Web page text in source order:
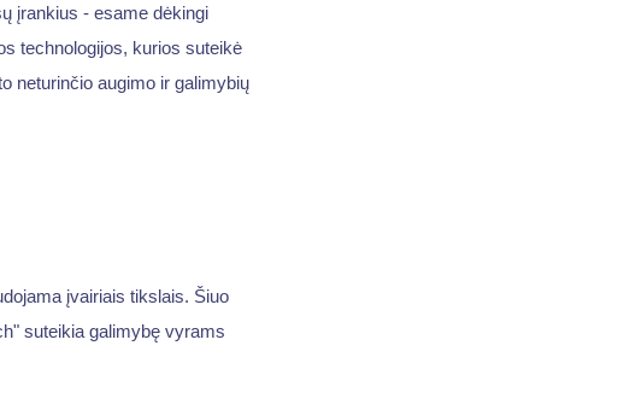
įrankius - esame dėkingi
technologijos, kurios suteikė
neturinčio augimo ir galimybių
įvairiais tikslais. Šiuo
suteikia galimybę vyrams